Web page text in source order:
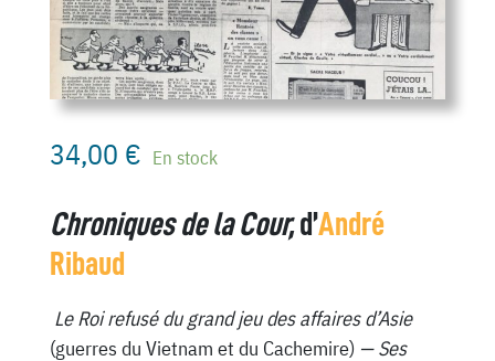
34,00 € En stock
Chroniques de la Cour,d’André
Ribaud
Le Roi refusé du grand jeu des affaires d’Asie
(guerres du Vietnam et du Cachemire) — Ses